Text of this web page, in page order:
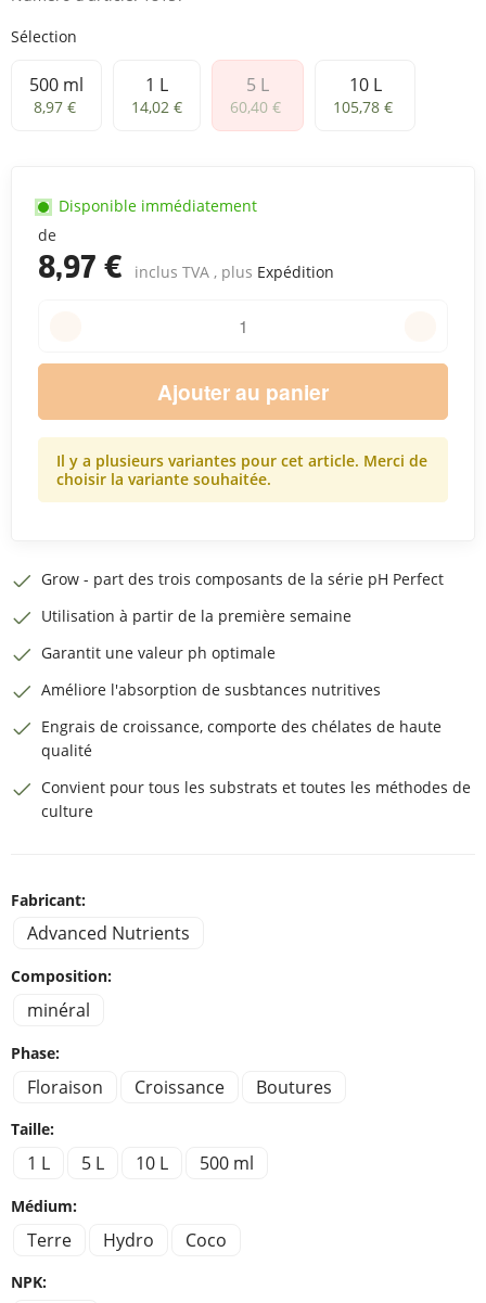
Sélection
500 ml
500 ml
8,97 €
1 L
1 L
14,02 €
5 L
5 L
60,40 €
10 L
10 L
105,78 €
de
8,97 € inclus TVA , plus Expédition
Disponible immédiatement
Ajouter au panier
Il y a plusieurs variantes pour cet article. Merci de
choisir la variante souhaitée.
Grow - part des trois composants de la série pH Perfect
Utilisation à partir de la première semaine
Garantit une valeur ph optimale
Améliore l'absorption de susbtances nutritives
Engrais de croissance, comporte des chélates de haute
qualité
Convient pour tous les substrats et toutes les méthodes de
culture
Fabricant:
Advanced Nutrients
Composition:
minéral
Phase:
Floraison Croissance Boutures
Taille:
1 L 5 L 10 L 500 ml
Médium:
Terre Hydro Coco
NPK: